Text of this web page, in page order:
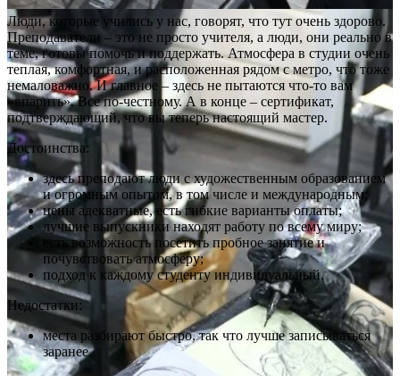
Люди, которые учились у нас, говорят, что тут очень здорово.
Преподаватели – это не просто учителя, а люди, они реально в
теме, готовы помочь и поддержать. Атмосфера в студии очень
теплая, комфортная, и расположенная рядом с метро, что тоже
немаловажно. И главное – здесь не пытаются что-то вам
«впарить». Все по-честному. А в конце – сертификат,
подтверждающий, что вы теперь настоящий мастер.
Достоинства:
здесь преподают люди с художественным образованием
и огромным опытом, в том числе и международным;
цены адекватные, есть гибкие варианты оплаты;
лучшие выпускники находят работу по всему миру;
есть возможность посетить пробное занятие и
почувствовать атмосферу;
подход к каждому студенту индивидуальный.
Недостатки:
места разбирают быстро, так что лучше записываться
заранее.